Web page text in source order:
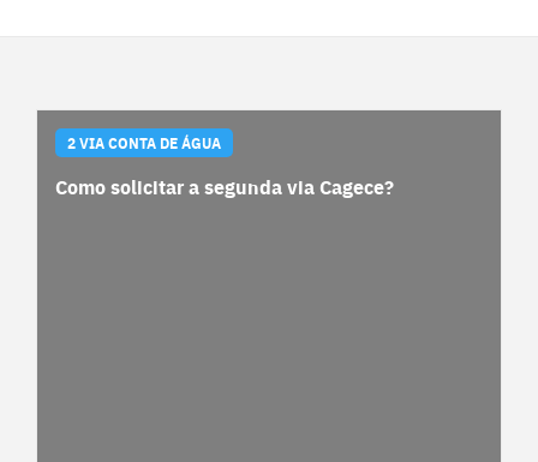
2 VIA CONTA DE ÁGUA
Como solicitar a segunda via Cagece?